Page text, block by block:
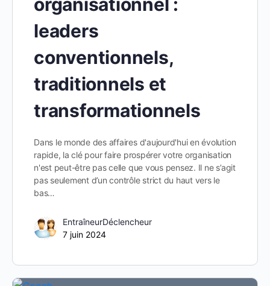
leaders
conventionnels,
traditionnels et
transformationnels
Dans le monde des affaires d'aujourd'hui en évolution
rapide, la clé pour faire prospérer votre organisation
n'est peut-être pas celle que vous pensez. Il ne s’agit
pas seulement d’un contrôle strict du haut vers le
bas…
EntraîneurDéclencheur
7 juin 2024